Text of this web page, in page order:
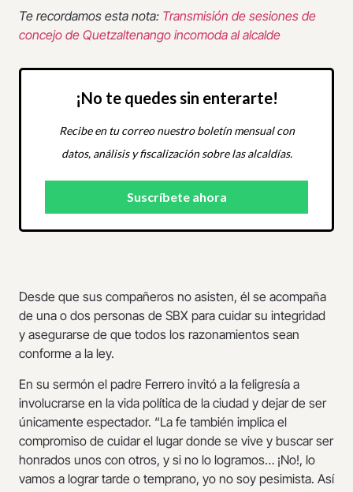
Te recordamos esta nota: Transmisión de sesiones de
concejo de Quetzaltenango incomoda al alcalde
¡No te quedes sin enterarte!
Recibe en tu correo nuestro boletín mensual con
datos, análisis y fiscalización sobre las alcaldías.
Desde que sus compañeros no asisten, él se acompaña
de una o dos personas de SBX para cuidar su integridad
y asegurarse de que todos los razonamientos sean
conforme a la ley.
En su sermón el padre Ferrero invitó a la feligresía a
involucrarse en la vida política de la ciudad y dejar de ser
únicamente espectador. “La fe también implica el
compromiso de cuidar el lugar donde se vive y buscar ser
honrados unos con otros, y si no lo logramos… ¡No!, lo
vamos a lograr tarde o temprano, yo no soy pesimista. Así